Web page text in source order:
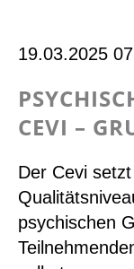
19.03.2025
CEVI –
Der Cevi
psychischen